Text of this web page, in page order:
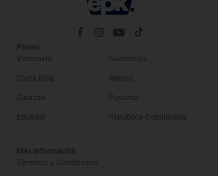
Países
Venezuela
Costa Rica
Curaçao
Ecuador
Guatemala
México
Panamá
República Dominicana
Más información
Términos y Condiciones